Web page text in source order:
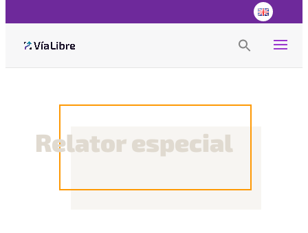
Search Button
Relator especial